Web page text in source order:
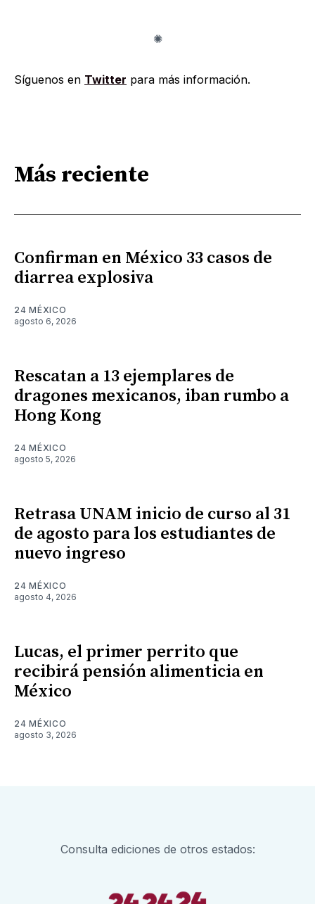
Síguenos en Twitter para más información.
Más reciente
Confirman en México 33 casos de
diarrea explosiva
24 MÉXICO
agosto 6, 2026
Rescatan a 13 ejemplares de
dragones mexicanos, iban rumbo a
Hong Kong
24 MÉXICO
agosto 5, 2026
Retrasa UNAM inicio de curso al 31
de agosto para los estudiantes de
nuevo ingreso
24 MÉXICO
agosto 4, 2026
Lucas, el primer perrito que
recibirá pensión alimenticia en
México
24 MÉXICO
agosto 3, 2026
Consulta ediciones de otros estados: